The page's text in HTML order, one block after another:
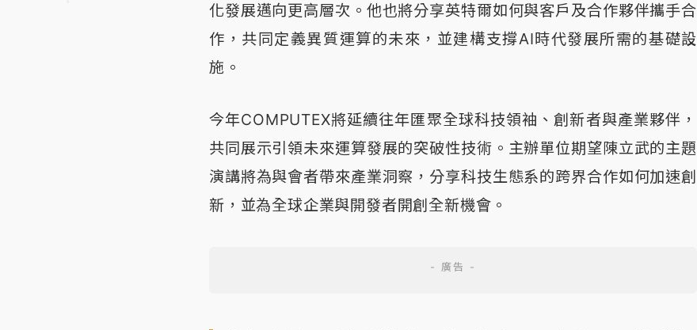
化發展邁向更高層次。他也將分享英特爾如何與客戶及合作夥伴攜手合
作，共同定義異質運算的未來，並建構支撐AI時代發展所需的基礎設
施。
今年COMPUTEX將延續往年匯聚全球科技領袖、創新者與產業夥伴，
共同展示引領未來運算發展的突破性技術。主辦單位期望陳立武的主題
演講將為與會者帶來產業洞察，分享科技生態系的跨界合作如何加速創
新，並為全球企業與開發者開創全新機會。